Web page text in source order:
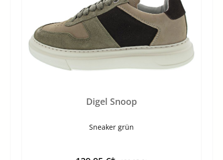
Digel Snoop
Sneaker grün